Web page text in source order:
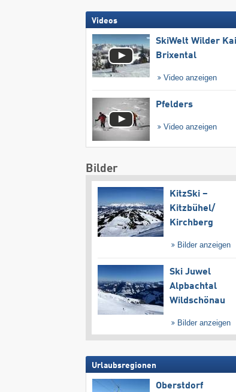
Videos
SkiWelt Wilder
Brixental
Video anzeigen
Pfelders
Video anzeigen
Bilder
KitzSki –
Kitzbühel/​
Kirchberg
Bilder anzeigen
Ski Juwel
Alpbachtal
Wildschönau
Bilder anzeigen
Urlaubsregionen
Oberstdorf